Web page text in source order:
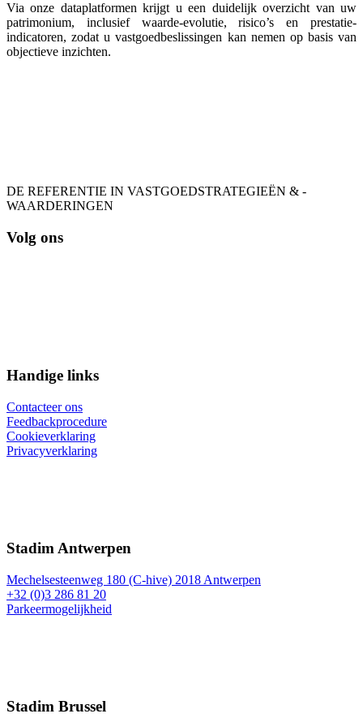
Via onze dataplatformen krijgt u een duidelijk overzicht van uw
patrimonium, inclusief waarde-evolutie, risico’s en prestatie-
indicatoren, zodat u vastgoedbeslissingen kan nemen op basis van
objectieve inzichten.
DE REFERENTIE IN VASTGOEDSTRATEGIEËN & -
WAARDERINGEN
Volg ons
Handige links
Contacteer ons
Feedbackprocedure
Cookieverklaring
Privacyverklaring
Stadim Antwerpen
Mechelsesteenweg 180 (C-hive) 2018 Antwerpen
+32 (0)3 286 81 20
Parkeermogelijkheid
Stadim Brussel